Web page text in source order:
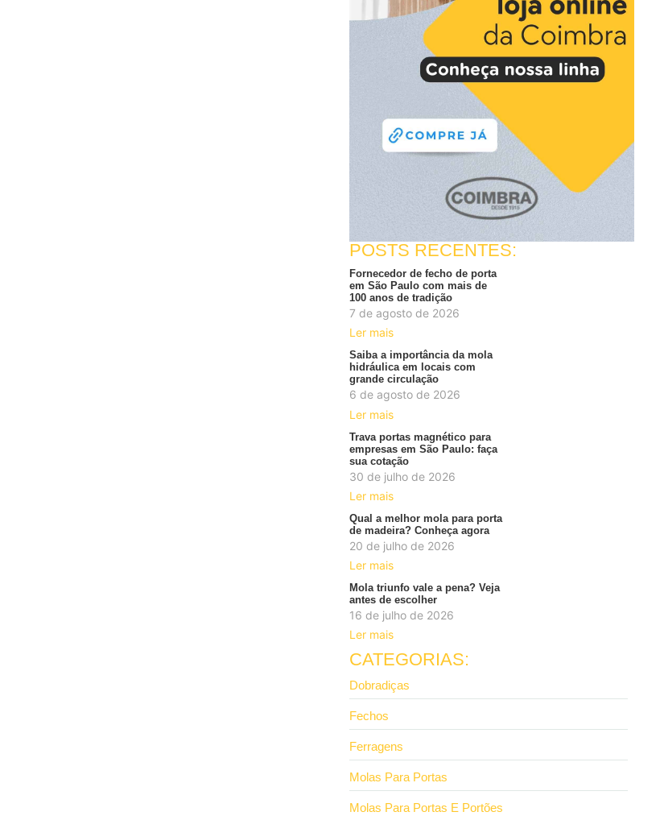
POSTS RECENTES:
Fornecedor de fecho de porta
em São Paulo com mais de
100 anos de tradição
7 de agosto de 2026
Ler mais
Saiba a importância da mola
hidráulica em locais com
grande circulação
6 de agosto de 2026
Ler mais
Trava portas magnético para
empresas em São Paulo: faça
sua cotação
30 de julho de 2026
Ler mais
Qual a melhor mola para porta
de madeira? Conheça agora
20 de julho de 2026
Ler mais
Mola triunfo vale a pena? Veja
antes de escolher
16 de julho de 2026
Ler mais
CATEGORIAS:
Dobradiças
Fechos
Ferragens
Molas Para Portas
Molas Para Portas E Portões